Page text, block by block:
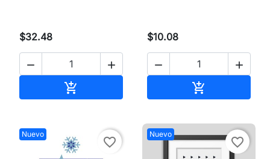
$32.48
 

$10.08
 

Nuevo
favorite_border
Nuevo
favorite_border